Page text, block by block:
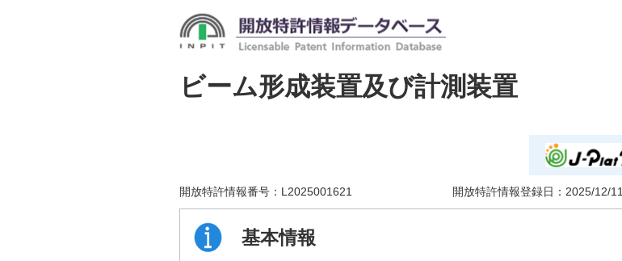
ビーム形成装置及び計測装置
開放特許情報番号： L2025001621 開放特許情報登録日： 2025/12/11
基本情報